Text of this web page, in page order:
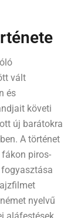
vált
és
követi
új barátokra
A történet
piros-
nyelvű